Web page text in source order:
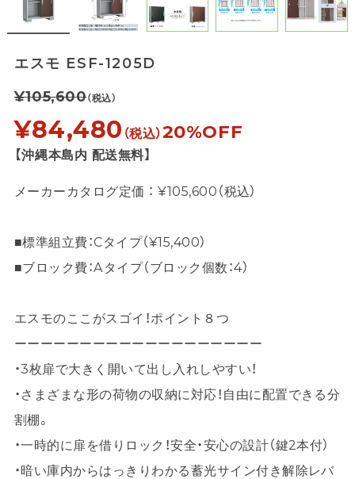
エスモ ESF-1205D
¥105,600（税込）
¥84,480 （税込）20%OFF
【沖縄本島内 配送無料】
メーカーカタログ定価 ： ¥105,600（税込）
■標準組立費：Cタイプ（¥15,400）
■ブロック費：Aタイプ（ブロック個数：4）
エスモのここがスゴイ！ポイント８つ
ーーーーーーーーーーーーーーーーーーー
・3枚扉で大きく開いて出し入れしやすい！
・さまざまな形の荷物の収納に対応！自由に配置できる分
割棚。
・一時的に扉を借りロック！安全・安心の設計（鍵2本付）
・暗い庫内からはっきりわかる蓄光サイン付き解除レバ